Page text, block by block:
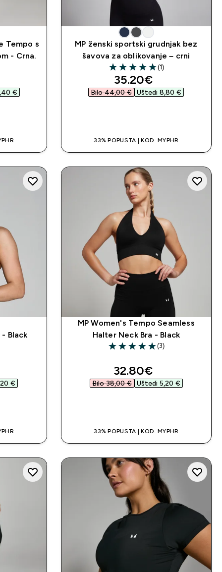
Tempo s
- Crna.
price
€‎
MP ženski sportski grudnjak bez
šavova za oblikovanje – crni
5 out of 5 stars
(1)
discounted price
35.20€‎
Bilo 44,00 €‎ Uštedi 8,80 €‎
33% POPUSTA | KOD: MYPHR
- Black
price
€‎
MP Women's Tempo Seamless
Halter Neck Bra - Black
5 out of 5 stars
(3)
discounted price
32.80€‎
Bilo 38,00 €‎ Uštedi 5,20 €‎
33% POPUSTA | KOD: MYPHR